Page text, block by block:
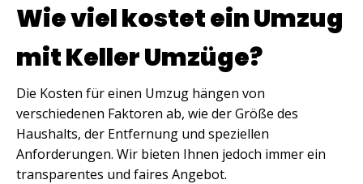
Wie viel kostet ein Umzug
mit Keller Umzüge?
Die Kosten für einen Umzug hängen von
verschiedenen Faktoren ab, wie der Größe des
Haushalts, der Entfernung und speziellen
Anforderungen. Wir bieten Ihnen jedoch immer ein
transparentes und faires Angebot.